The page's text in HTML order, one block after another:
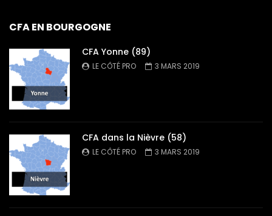
CFA EN BOURGOGNE
CFA Yonne (89)
LE CÔTÉ PRO 3 MARS 2019
CFA dans la Nièvre (58)
LE CÔTÉ PRO 3 MARS 2019